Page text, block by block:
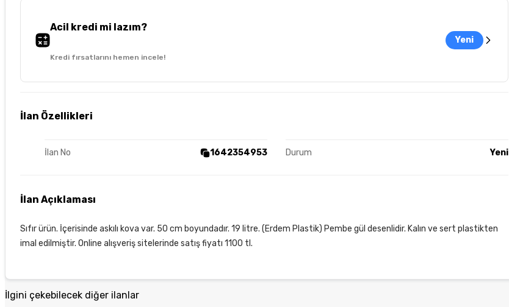
Acil kredi mi lazım?
Kredi fırsatlarını hemen incele!
Yeni
İlan Özellikleri
İlan No 1642354953 Durum Yeni
İlan Açıklaması
Sıfır ürün. İçerisinde askılı kova var. 50 cm boyundadır. 19 litre. (Erdem Plastik) Pembe gül desenlidir. Kalın ve sert plastikten
imal edilmiştir. Online alışveriş sitelerinde satış fiyatı 1100 tl.
İlgini çekebilecek diğer ilanlar